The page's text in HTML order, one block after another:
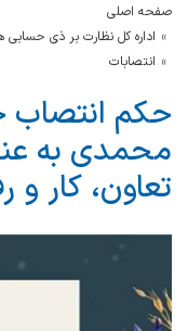
صفحه اصلی
اداره کل نظارت بر ذی
انتصابات
حکم انتصاب
محمدی به
تعاون، کار و